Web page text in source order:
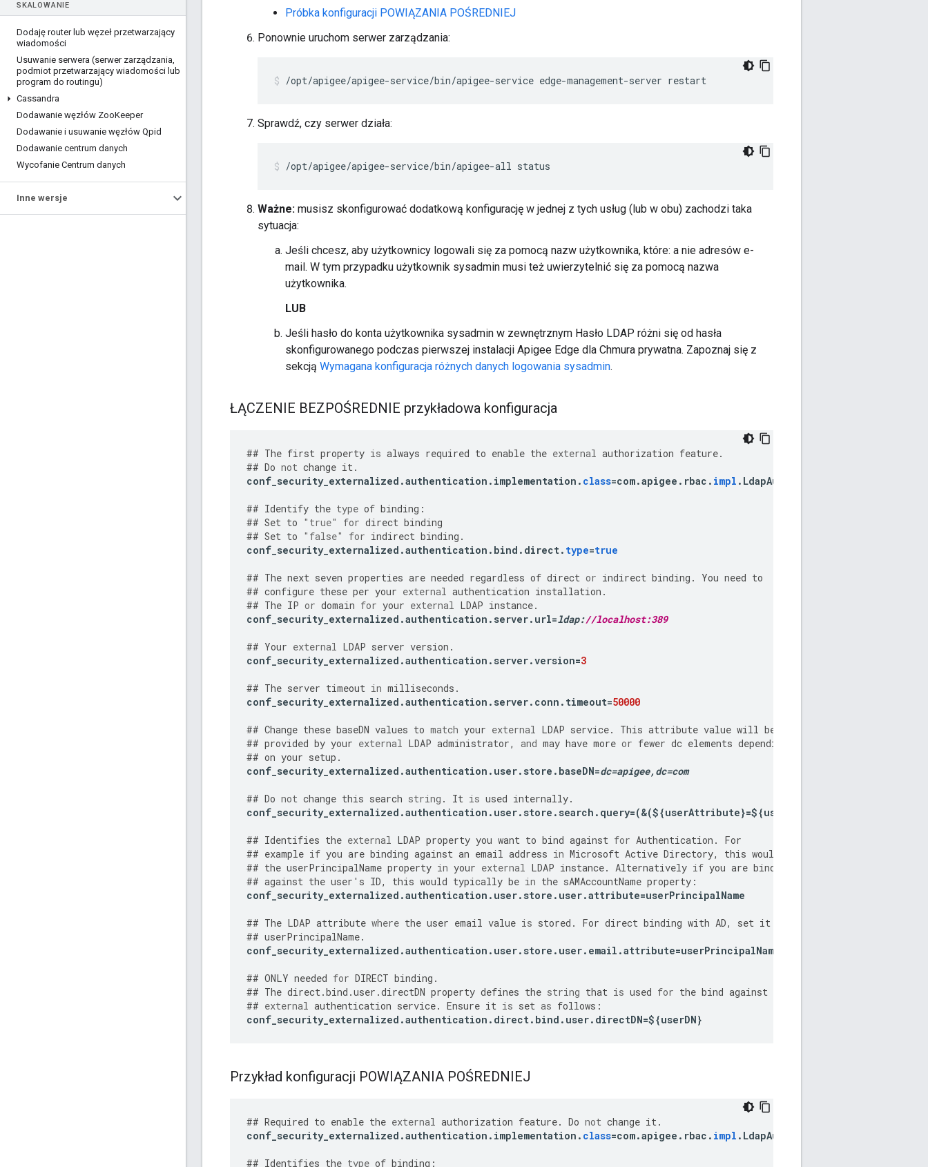
SKALOWANIE
Dodaję router lub węzeł przetwarzający
wiadomości
Usuwanie serwera (serwer zarządzania,
podmiot przetwarzający wiadomości lub
program do routingu)
Cassandra
Dodawanie węzłów ZooKeeper
Dodawanie i usuwanie węzłów Qpid
Dodawanie centrum danych
Wycofanie Centrum danych
Inne wersje
Próbka konfiguracji POWIĄZANIA POŚREDNIEJ
Ponownie uruchom serwer zarządzania:
/opt/apigee/apigee-service/bin/apigee-service edge-management-server restart
Sprawdź, czy serwer działa:
/opt/apigee/apigee-service/bin/apigee-all status
Ważne: musisz skonfigurować dodatkową konfigurację w jednej z tych usług (lub w obu) zachodzi taka
sytuacja:
Jeśli chcesz, aby użytkownicy logowali się za pomocą nazw użytkownika, które: a nie adresów e-
mail. W tym przypadku użytkownik sysadmin musi też uwierzytelnić się za pomocą nazwa
użytkownika.
LUB
Jeśli hasło do konta użytkownika sysadmin w zewnętrznym Hasło LDAP różni się od hasła
skonfigurowanego podczas pierwszej instalacji Apigee Edge dla Chmura prywatna. Zapoznaj się z
sekcją Wymagana konfiguracja różnych danych logowania sysadmin.
ŁĄCZENIE BEZPOŚREDNIE przykładowa konfiguracja
## The first property is always required to enable the external authorization feature.
## Do not change it.
conf_security_externalized .authentication . implementation . class=com.apigee . rbac . impl . LdapAuthenticatorImpl
## Identify the type of binding :
## Set to "true" for direct binding
## Set to "false" for indirect binding .
conf_security_externalized .authentication . bind . direct. type=true
## The next seven properties are needed regardless of direct or indirect binding . You need to
## configure these per your external authentication installation .
## The IP or domain for your external LDAP instance.
conf_security_externalized .authentication . server. url=ldap://localhost:389
## Your external LDAP server version .
conf_security_externalized .authentication . server.version=3
## The server timeout in milliseconds .
conf_security_externalized .authentication . server. conn . timeout=50000
## Change these baseDN values to match your external LDAP service. This attribute value will be
## provided by your external LDAP administrator, and may have more or fewer dc elements depending
## on your setup .
conf_security_externalized .authentication . user. store . baseDN=dc=apigee,dc=com
## Do not change this search string . It is used internally.
conf_security_externalized .authentication . user. store . search . query=(&(${userAttribute}=${userId
## Identifies the external LDAP property you want to bind against for Authentication .
For
## example if you are binding against an email address in Microsoft Active Directory, this would
## the userPrincipalName property in your external LDAP instance. Alternatively if you are binding
## against the user ' s ID, this would typically be in the sAMAccountName property :
conf_security_externalized .authentication . user. store . user.attribute=userPrincipalName
## The LDAP attribute where the user email value is stored . For direct binding with AD, set it
## userPrincipalName.
conf_security_externalized .authentication . user. store . user. email .attribute=userPrincipalName
## ONLY needed for DIRECT binding .
## The direct.bind .user .directDN property defines the string that is used for the bind against
## external authentication service. Ensure it is set as follows :
conf_security_externalized .authentication . direct. bind . user. directDN=${userDN}
Przykład konfiguracji POWIĄZANIA POŚREDNIEJ
## Required to enable the external authorization feature. Do not change it.
conf_security_externalized .authentication . implementation . class=com.apigee . rbac . impl . LdapAuthenticatorImpl
## Identifies the type of binding :